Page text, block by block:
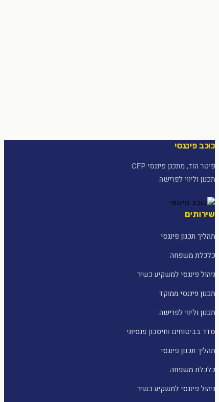
כוכב פיננסי
פיטר הוד, מתכנן פיננסי CFP
תכנון וליווי לפרישה
שירותים
תהליך תכנון פיננסי
כלכלת משפחה
ניהול פיננסי למשקיע כשיר
תכנון פיננסי ממוקד
תכנון וליווי לפרישה
סדר בביטוחים וחיסכון פנסיוני
תהליך תכנון פיננסי
כלכלת משפחה
ניהול פיננסי למשקיע כשיר